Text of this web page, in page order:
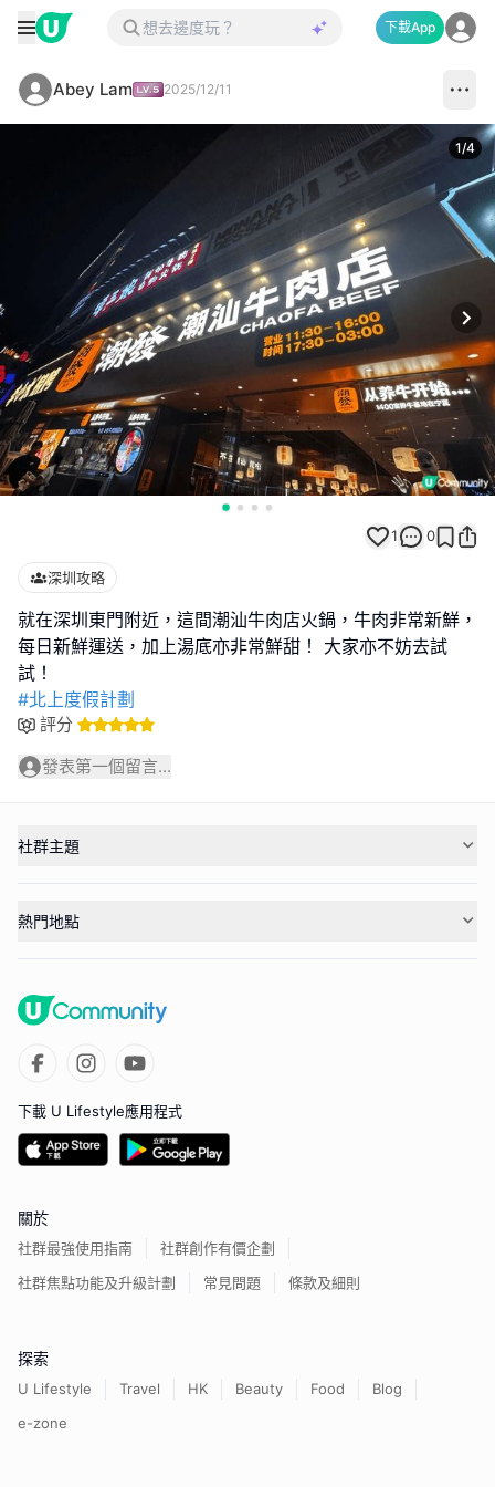
下載App
Abey Lam 2025/12/11
1/4
1 0
深圳攻略
就在深圳東門附近，這間潮汕牛肉店火鍋，牛肉非常新鮮，
每日新鮮運送，加上湯底亦非常鮮甜！ 大家亦不妨去試
#北上度假計劃
評分
發表第一個留言...
社群主題
熱門地點
下載 U Lifestyle應用程式
關於
社群最強使用指南
社群創作有價企劃
社群焦點功能及升級計劃
常見問題 條款及細則
探索
U Lifestyle Travel HK Beauty Food
Blog
e-zone